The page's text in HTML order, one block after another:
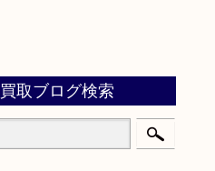
買取ブログ検索